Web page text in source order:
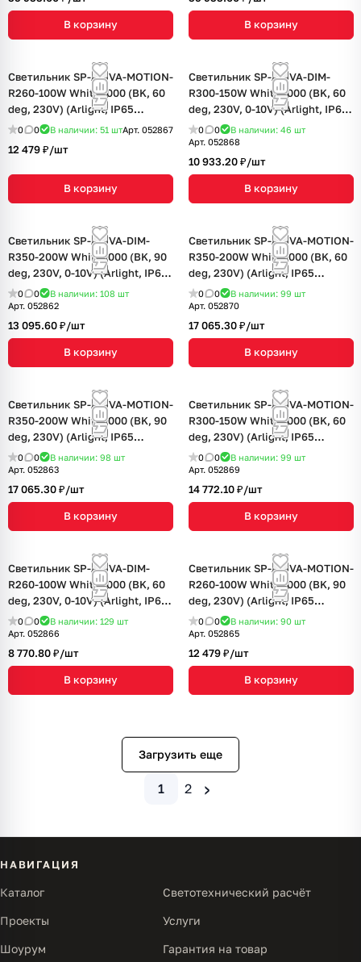
В корзину В корзину
Светильник SP-ARIVA-MOTION-
R260-100W White5000 (BK, 60
deg, 230V) (Arlight, IP65
Металл, 5 лет)
0 0 В наличии: 51 штАрт. 052867
12 479 ₽/шт
В корзину
Светильник SP-ARIVA-DIM-
R300-150W White5000 (BK, 60
deg, 230V, 0-10V) (Arlight, IP65
Металл, 5 лет)
0 0 В наличии: 46 шт
Арт. 052868
10 933.20 ₽/шт
В корзину
Светильник SP-ARIVA-DIM-
R350-200W White5000 (BK, 90
deg, 230V, 0-10V) (Arlight, IP65
Металл, 5 лет)
0 0 В наличии: 108 шт
Арт. 052862
13 095.60 ₽/шт
В корзину
Светильник SP-ARIVA-MOTION-
R350-200W White5000 (BK, 60
deg, 230V) (Arlight, IP65
Металл, 5 лет)
0 0 В наличии: 99 шт
Арт. 052870
17 065.30 ₽/шт
В корзину
Светильник SP-ARIVA-MOTION-
R350-200W White5000 (BK, 90
deg, 230V) (Arlight, IP65
Металл, 5 лет)
0 0 В наличии: 98 шт
Арт. 052863
17 065.30 ₽/шт
В корзину
Светильник SP-ARIVA-MOTION-
R300-150W White5000 (BK, 60
deg, 230V) (Arlight, IP65
Металл, 5 лет)
0 0 В наличии: 99 шт
Арт. 052869
14 772.10 ₽/шт
В корзину
Светильник SP-ARIVA-DIM-
R260-100W White5000 (BK, 60
deg, 230V, 0-10V) (Arlight, IP65
Металл, 5 лет)
0 0 В наличии: 129 шт
Арт. 052866
8 770.80 ₽/шт
В корзину
Светильник SP-ARIVA-MOTION-
R260-100W White5000 (BK, 90
deg, 230V) (Arlight, IP65
Металл, 5 лет)
0 0 В наличии: 90 шт
Арт. 052865
12 479 ₽/шт
В корзину
Загрузить еще
1 2 ›
НАВИГАЦИЯ
Каталог Светотехнический расчёт
Проекты Услуги
Шоурум Гарантия на товар